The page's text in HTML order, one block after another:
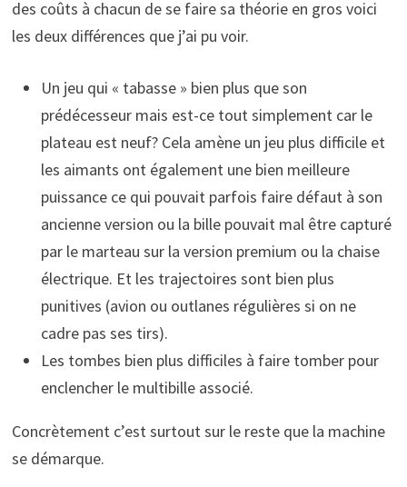
des coûts à chacun de se faire sa théorie en gros voici
les deux différences que j’ai pu voir.
Un jeu qui « tabasse » bien plus que son
prédécesseur mais est-ce tout simplement car le
plateau est neuf? Cela amène un jeu plus difficile et
les aimants ont également une bien meilleure
puissance ce qui pouvait parfois faire défaut à son
ancienne version ou la bille pouvait mal être capturé
par le marteau sur la version premium ou la chaise
électrique. Et les trajectoires sont bien plus
punitives (avion ou outlanes régulières si on ne
cadre pas ses tirs).
Les tombes bien plus difficiles à faire tomber pour
enclencher le multibille associé.
Concrètement c’est surtout sur le reste que la machine
se démarque.